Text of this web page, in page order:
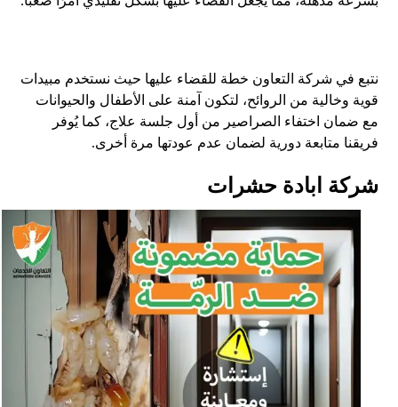
نتبع في شركة التعاون خطة للقضاء عليها حيث نستخدم مبيدات
قوية وخالية من الروائح، لتكون آمنة على الأطفال والحيوانات
مع ضمان اختفاء الصراصير من أول جلسة علاج، كما يُوفر
فريقنا متابعة دورية لضمان عدم عودتها مرة أخرى.
شركة ابادة حشرات